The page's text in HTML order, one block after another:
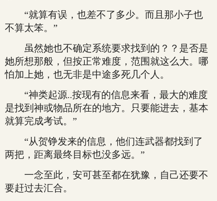
“就算有误，也差不了多少。而且那小子也
不算太笨。”
虽然她也不确定系统要求找到的？？是否是
她所想那般，但按正常难度，范围就这么大。哪
怕加上她，也无非是中途多死几个人。
“神类起源..按现有的信息来看，最大的难度
是找到神或物品所在的地方。只要能进去，基本
就算完成考试。”
“从贺铮发来的信息，他们连武器都找到了
两把，距离最终目标也没多远。”
一念至此，安可甚至都在犹豫，自己还要不
要赶过去汇合。